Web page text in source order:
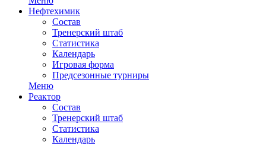
Нефтехимик
Состав
Тренерский штаб
Статистика
Календарь
Игровая форма
Предсезонные турниры
Меню
Реактор
Состав
Тренерский штаб
Статистика
Календарь